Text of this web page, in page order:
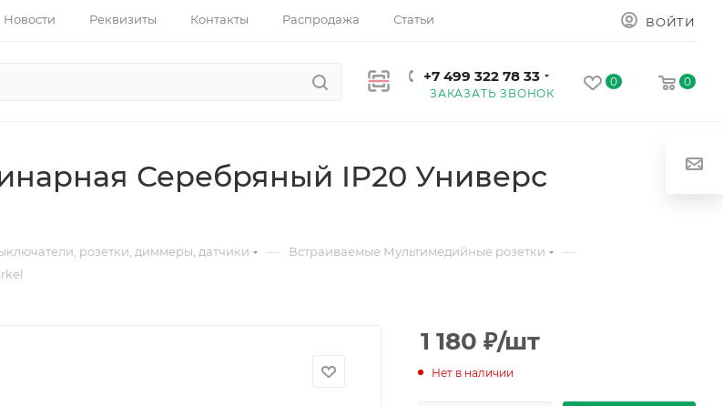
Новости Реквизиты Контакты Распродажа Статьи ВОЙТИ
+7 499 322 78 33
ЗАКАЗАТЬ ЗВОНОК
0 0
Серебряный IP20 Универс
розетки, диммеры, датчики — Встраиваемые Мультимедийные розетки —
1 180 ₽/шт
Нет в наличии